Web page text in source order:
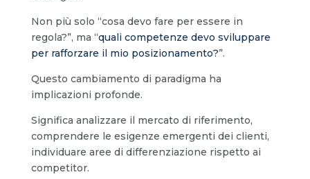
Non più solo “cosa devo fare per essere in
regola?”, ma “quali competenze devo sviluppare
per rafforzare il mio posizionamento?”.
Questo cambiamento di paradigma ha
implicazioni profonde.
Significa analizzare il mercato di riferimento,
comprendere le esigenze emergenti dei clienti,
individuare aree di differenziazione rispetto ai
competitor.